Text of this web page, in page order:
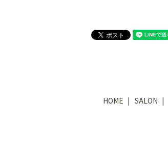
HOME SALON